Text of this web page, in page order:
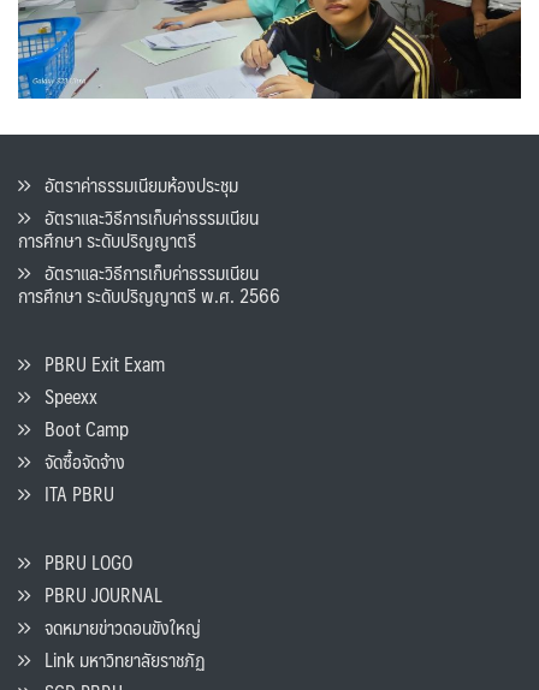
อัตราค่าธรรมเนียมห้องประชุม
อัตราและวิธีการเก็บค่าธรรมเนียน
การศึกษา ระดับปริญญาตรี
อัตราและวิธีการเก็บค่าธรรมเนียน
การศึกษา ระดับปริญญาตรี พ.ศ. 2566
PBRU Exit Exam
Speexx
Boot Camp
จัดซื้อจัดจ้าง
ITA PBRU
PBRU LOGO
PBRU JOURNAL
จดหมายข่าวดอนขังใหญ่
Link มหาวิทยาลัยราชภัฏ